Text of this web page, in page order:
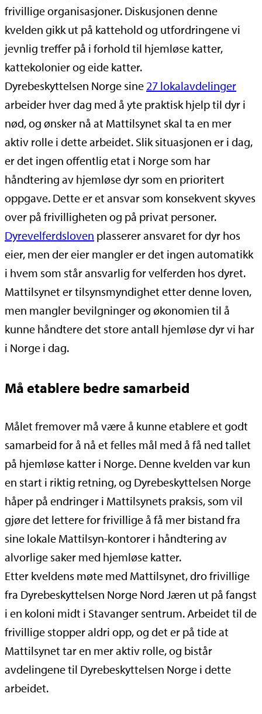
frivillige organisasjoner. Diskusjonen denne
kvelden gikk ut på kattehold og utfordringene vi
jevnlig treffer på i forhold til hjemløse katter,
kattekolonier og eide katter.
Dyrebeskyttelsen Norge sine 27 lokalavdelinger
arbeider hver dag med å yte praktisk hjelp til dyr i
nød, og ønsker nå at Mattilsynet skal ta en mer
aktiv rolle i dette arbeidet. Slik situasjonen er i dag,
er det ingen offentlig etat i Norge som har
håndtering av hjemløse dyr som en prioritert
oppgave. Dette er et ansvar som konsekvent skyves
over på frivilligheten og på privat personer.
Dyrevelferdsloven plasserer ansvaret for dyr hos
eier, men der eier mangler er det ingen automatikk
i hvem som står ansvarlig for velferden hos dyret.
Mattilsynet er tilsynsmyndighet etter denne loven,
men mangler bevilgninger og økonomien til å
kunne håndtere det store antall hjemløse dyr vi har
i Norge i dag.
Må etablere bedre samarbeid
Målet fremover må være å kunne etablere et godt
samarbeid for å nå et felles mål med å få ned tallet
på hjemløse katter i Norge. Denne kvelden var kun
en start i riktig retning, og Dyrebeskyttelsen Norge
håper på endringer i Mattilsynets praksis, som vil
gjøre det lettere for frivillige å få mer bistand fra
sine lokale Mattilsyn-kontorer i håndtering av
alvorlige saker med hjemløse katter.
Etter kveldens møte med Mattilsynet, dro frivillige
fra Dyrebeskyttelsen Norge Nord Jæren ut på fangst
i en koloni midt i Stavanger sentrum. Arbeidet til de
frivillige stopper aldri opp, og det er på tide at
Mattilsynet tar en mer aktiv rolle, og bistår
avdelingene til Dyrebeskyttelsen Norge i dette
arbeidet.